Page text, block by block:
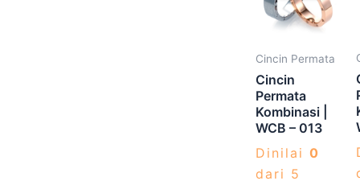
Cincin Permata
Cincin
Permata
Kombinasi |
WCB – 013
Dinilai 0
dari 5
memiliki
beberapa
ini
dapat
diambil
di